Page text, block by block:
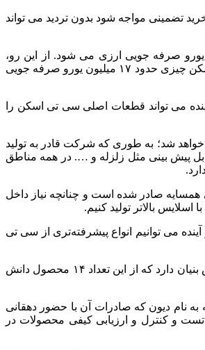
تضمینی مواجه شود بدون تردید می تواند
وارادات دستگاه سی‌تی اسکن وارداتی ۲۲۰هزار یورو است، تصریح کرد: با تولید بومی این محصول، به ازای هر دستگاه حدود ۳۰ هزار یورو صرفه جویی ارزی می شود. از این رو،
چنانچه میزان خرید افزایش یابد با توسعه تولید قطعات سی تی در داخل کشور این میزان صرفه جویی ارزی بیشتر هم خواهد شد، تعداد تولید ۲۵۰ دستگاه سی تی اسکن چیزی حدود ۱۷ میلیون یورو صرفه جویی
می تواند قطعات اصلی سی تی اسکن را
خواهد شد؛ به طوری که شرکت قادر به تولید
پیش بینی مثل زلزله و …. در همه مناطق
صادر شده است و چنانچه نیاز داخل
بالاتر تولید کنیم.
است و در آینده می توانیم انواع پیشرفته‌تری از سی تی
مدیر عامل شرکت فناور احیاء درمان پیشرفته همچنین، در خصوص دیگر محصولات این شرکت اظهار داشت: این مجموعه دانش بنیان، هم اکنون ۱۶ محصول دانش بنیان دارد که از این تعداد ۱۴ محصول دانش
به نام دیون که صادرات آن با حضور دهقانی
تست و کنترل و ارزیابی کیفی محصولات در